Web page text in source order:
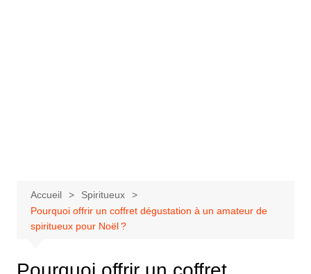
Accueil
Spiritueux
Pourquoi offrir un coffret dégustation à un amateur de
spiritueux pour Noël ?